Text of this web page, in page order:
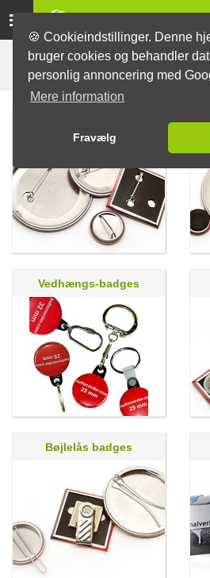
🍪 Cookieindstillinger. Denne
bruger cookies og behandler
personlig annoncering med
Mere information
Fravælg
Badges
Vedhængs-badges
Bøjlelås badges